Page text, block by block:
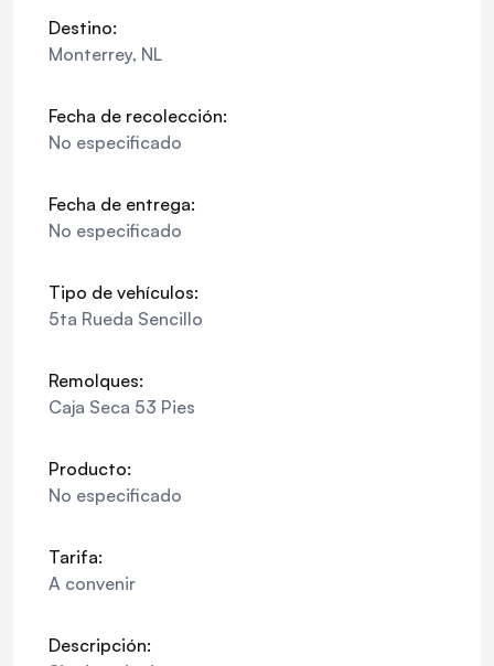
Destino:
Monterrey, NL
Fecha de recolección:
No especificado
Fecha de entrega:
No especificado
Tipo de vehículos:
5ta Rueda Sencillo
Remolques:
Caja Seca 53 Pies
Producto:
No especificado
Tarifa:
A convenir
Descripción: